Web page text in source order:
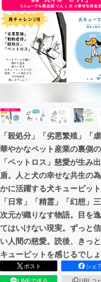
アート・写真
テクノロジー・
映像・映画
ビジネス・起業
まちづくり・地
CAMPFIRE for Social
CAMPFIREふるさと
「殺処分」「劣悪繁殖」「虐
華やかなペット産業の裏側の
「ペットロス」慈愛が生み
盾。人と犬の幸せな共生の
かに活躍する犬キューピット
「日常」「精霊」「幻想」
次元が織りなす物語。目を
てはいけない現実。ずっと
い人間の慈愛。読後、きっ
キューピットを感じるでしょ
ポスト
シェ
LINEで送る
URLコ